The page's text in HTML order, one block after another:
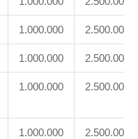
1.000.000 2.500.000
1.000.000 2.500.000
1.000.000 2.500.000
1.000.000 2.500.000